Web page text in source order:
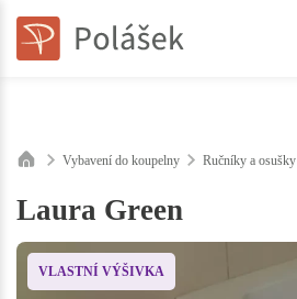
Vybavení do koupelny Ručníky a osušky
Laura Green
VLASTNÍ VÝŠIVKA